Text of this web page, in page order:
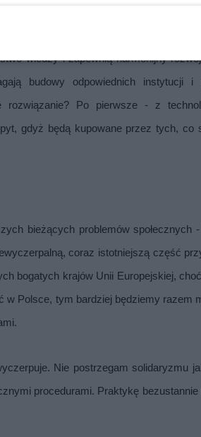
wiedzy i zapewnią harmonijny
budowy odpowiednich instytucji i
rozwiązanie? Po pierwsze - z
gdyż będą kupowane przez tych, co
bieżących problemów społecznych
coraz istotniejszą część
bogatych krajów Unii Europejskiej,
w Polsce, tym bardziej będziemy razem
Nie postrzegam solidaryzmu
procedurami. Praktykę bezustannie